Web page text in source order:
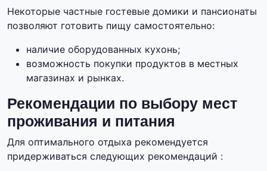
Некоторые частные гостевые домики и пансионаты
позволяют готовить пищу самостоятельно:
наличие оборудованных кухонь;
возможность покупки продуктов в местных
магазинах и рынках.
Рекомендации по выбору мест
проживания и питания
Для оптимального отдыха рекомендуется
придерживаться следующих рекомендаций :